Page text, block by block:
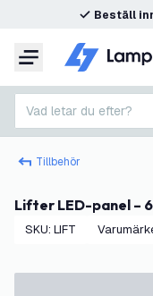
Beställ
Meny
Vad letar du efter?
Tillbehör
Lifter LED-panel –
SKU: LIFT